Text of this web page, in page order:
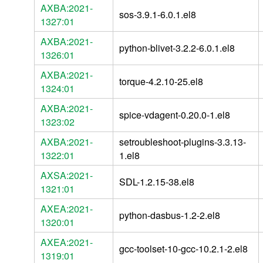
AXBA:2021-
1327:01
sos-3.9.1-6.0.1.el8
AXBA:2021-
1326:01
python-blivet-3.2.2-6.0.1.el8
AXBA:2021-
1324:01
torque-4.2.10-25.el8
AXBA:2021-
1323:02
spice-vdagent-0.20.0-1.el8
AXBA:2021-
1322:01
setroubleshoot-plugins-3.3.13-
1.el8
AXSA:2021-
1321:01
SDL-1.2.15-38.el8
AXEA:2021-
1320:01
python-dasbus-1.2-2.el8
AXEA:2021-
1319:01
gcc-toolset-10-gcc-10.2.1-2.el8